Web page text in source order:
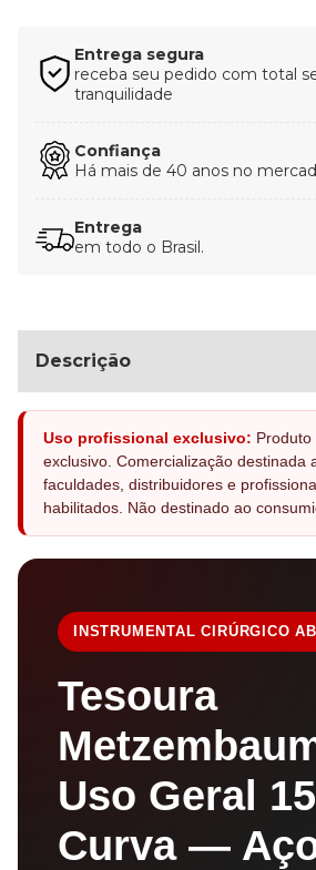
Entrega segura
receba seu pedido com total
tranquilidade
Confiança
Há mais de 40 anos no
Entrega
em todo o Brasil.
Descrição
Uso profissional exclusivo:
exclusivo. Comercialização destinada
faculdades, distribuidores e
habilitados. Não destinado ao
INSTRUMENTAL CIRÚRGICO
Tesoura
Uso Geral
Curva —